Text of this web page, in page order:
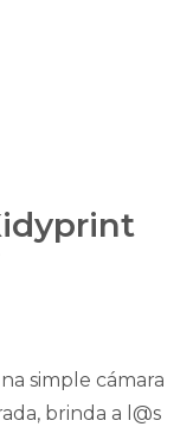
simple cámara
brinda a l@s